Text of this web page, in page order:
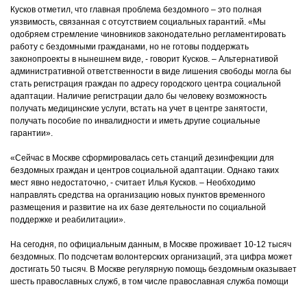
Кусков отметил, что главная проблема бездомного – это полная
уязвимость, связанная с отсутствием социальных гарантий. «Мы
одобряем стремление чиновников законодательно регламентировать
работу с бездомными гражданами, но не готовы поддержать
законопроекты в нынешнем виде, - говорит Кусков. – Альтернативой
административной ответственности в виде лишения свободы могла бы
стать регистрация граждан по адресу городского центра социальной
адаптации. Наличие регистрации дало бы человеку возможность
получать медицинские услуги, встать на учет в центре занятости,
получать пособие по инвалидности и иметь другие социальные
гарантии».
«Сейчас в Москве сформировалась сеть станций дезинфекции для
бездомных граждан и центров социальной адаптации. Однако таких
мест явно недостаточно, - считает Илья Кусков. – Необходимо
направлять средства на организацию новых пунктов временного
размещения и развитие на их базе деятельности по социальной
поддержке и реабилитации».
На сегодня, по официальным данным, в Москве проживает 10-12 тысяч
бездомных. По подсчетам волонтерских организаций, эта цифра может
достигать 50 тысяч. В Москве регулярную помощь бездомным оказывает
шесть православных служб, в том числе православная служба помощи